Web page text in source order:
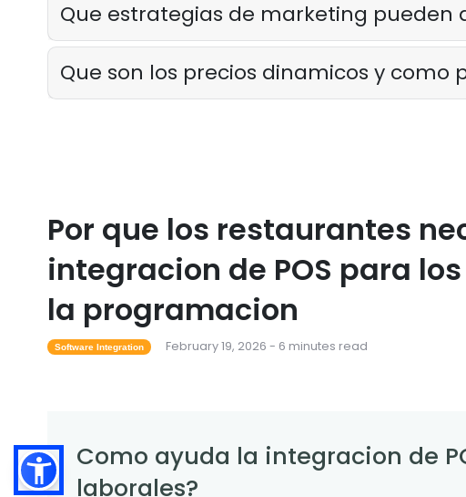
Que estrategias de marketing
Que son los precios dinamicos y
Por que los restaurantes
integracion de POS para
la programacion
Software Integration February 19, 2026 - 6 minutes read
Como ayuda la integracion de
laborales?